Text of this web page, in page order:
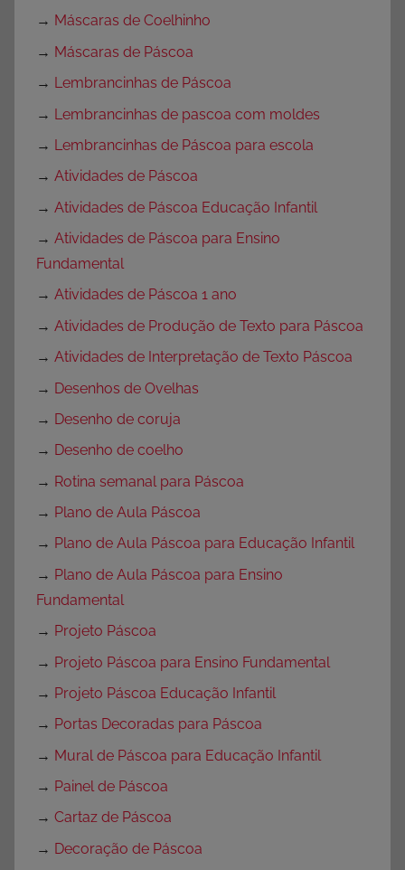
→ Máscaras de Coelhinho
→ Máscaras de Páscoa
→ Lembrancinhas de Páscoa
→ Lembrancinhas de pascoa com moldes
→ Lembrancinhas de Páscoa para escola
→ Atividades de Páscoa
→ Atividades de Páscoa Educação Infantil
→ Atividades de Páscoa para Ensino
Fundamental
→ Atividades de Páscoa 1 ano
→ Atividades de Produção de Texto para Páscoa
→ Atividades de Interpretação de Texto Páscoa
→ Desenhos de Ovelhas
→ Desenho de coruja
→ Desenho de coelho
→ Rotina semanal para Páscoa
→ Plano de Aula Páscoa
→ Plano de Aula Páscoa para Educação Infantil
→ Plano de Aula Páscoa para Ensino
Fundamental
→ Projeto Páscoa
→ Projeto Páscoa para Ensino Fundamental
→ Projeto Páscoa Educação Infantil
→ Portas Decoradas para Páscoa
→ Mural de Páscoa para Educação Infantil
→ Painel de Páscoa
→ Cartaz de Páscoa
→ Decoração de Páscoa